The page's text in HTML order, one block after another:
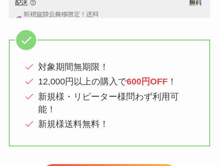
対象期間無期限！
12,000円以上の購入で600円OFF ！
新規様・リピーター様問わず利用可
能！
新規様送料無料！